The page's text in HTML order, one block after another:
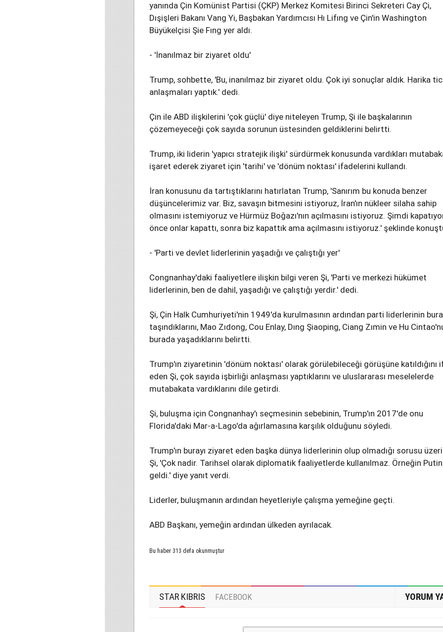
yanında Çin Komünist Partisi (ÇKP) Merkez Komitesi Birinci Sekreteri Cay Çi,
Dışişleri Bakanı Vang Yi, Başbakan Yardımcısı Hı Lifıng ve Çin'in Washington
Büyükelçisi Şie Fıng yer aldı.
- 'İnanılmaz bir ziyaret oldu'
Trump, sohbette, 'Bu, inanılmaz bir ziyaret oldu. Çok iyi sonuçlar aldık. Harika
anlaşmaları yaptık.' dedi.
Çin ile ABD ilişkilerini 'çok güçlü' diye niteleyen Trump, Şi ile başkalarının
çözemeyeceği çok sayıda sorunun üstesinden geldiklerini belirtti.
Trump, iki liderin 'yapıcı stratejik ilişki' sürdürmek konusunda vardıkları
işaret ederek ziyaret için 'tarihi' ve 'dönüm noktası' ifadelerini kullandı.
İran konusunu da tartıştıklarını hatırlatan Trump, 'Sanırım bu konuda benzer
düşüncelerimiz var. Biz, savaşın bitmesini istiyoruz, İran'ın nükleer silaha sahip
olmasını istemiyoruz ve Hürmüz Boğazı'nın açılmasını istiyoruz. Şimdi
önce onlar kapattı, sonra biz kapattık ama açılmasını istiyoruz.' şeklinde
- 'Parti ve devlet liderlerinin yaşadığı ve çalıştığı yer'
Congnanhay'daki faaliyetlere ilişkin bilgi veren Şi, 'Parti ve merkezi hükümet
liderlerinin, ben de dahil, yaşadığı ve çalıştığı yerdir.' dedi.
Şi, Çin Halk Cumhuriyeti'nin 1949'da kurulmasının ardından parti liderlerinin
taşındıklarını, Mao Zıdong, Cou Enlay, Dıng Şiaoping, Ciang Zımin ve Hu
burada yaşadıklarını belirtti.
Trump'ın ziyaretinin 'dönüm noktası' olarak görülebileceği görüşüne katıldığını
eden Şi, çok sayıda işbirliği anlaşması yaptıklarını ve uluslararası meselelerde
mutabakata vardıklarını dile getirdi.
Şi, buluşma için Congnanhay'ı seçmesinin sebebinin, Trump'ın 2017'de onu
Florida'daki Mar-a-Lago'da ağırlamasına karşılık olduğunu söyledi.
Trump'ın burayı ziyaret eden başka dünya liderlerinin olup olmadığı sorusu
Şi, 'Çok nadir. Tarihsel olarak diplomatik faaliyetlerde kullanılmaz. Örneğin Putin
geldi.' diye yanıt verdi.
Liderler, buluşmanın ardından heyetleriyle çalışma yemeğine geçti.
ABD Başkanı, yemeğin ardından ülkeden ayrılacak.
Bu haber 313 defa okunmuştur
STAR KIBRIS FACEBOOK YORUM